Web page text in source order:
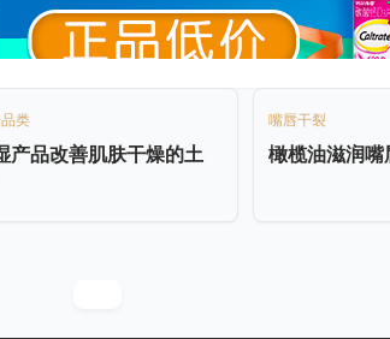
类
产品改善肌肤干燥的土
嘴唇干裂
橄榄油滋润